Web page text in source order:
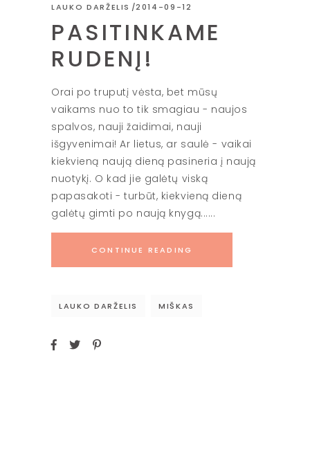
LAUKO DARŽELIS 2014-09-12
PASITINKAME
RUDENĮ!
Orai po truputį vėsta, bet mūsų
vaikams nuo to tik smagiau - naujos
spalvos, nauji žaidimai, nauji
išgyvenimai! Ar lietus, ar saulė - vaikai
kiekvieną naują dieną pasineria į naują
nuotykį. O kad jie galėtų viską
papasakoti - turbūt, kiekvieną dieną
galėtų gimti po naują knygą...
CONTINUE READING
LAUKO DARŽELIS MIŠKAS